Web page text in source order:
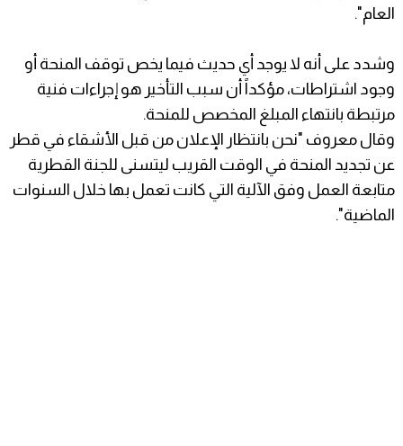
العام".
وشدد على أنه لا يوجد أي حديث فيما يخص توقف المنحة أو
وجود اشتراطات، مؤكداً أن سبب التأخير هو إجراءات فنية
مرتبطة بانتهاء المبلغ المخصص للمنحة.
وقال معروف "نحن بانتظار الإعلان من قبل الأشقاء في قطر
عن تجديد المنحة في الوقت القريب ليتسنى للجنة القطرية
متابعة العمل وفق الآلية التي كانت تعمل بها خلال السنوات
الماضية".